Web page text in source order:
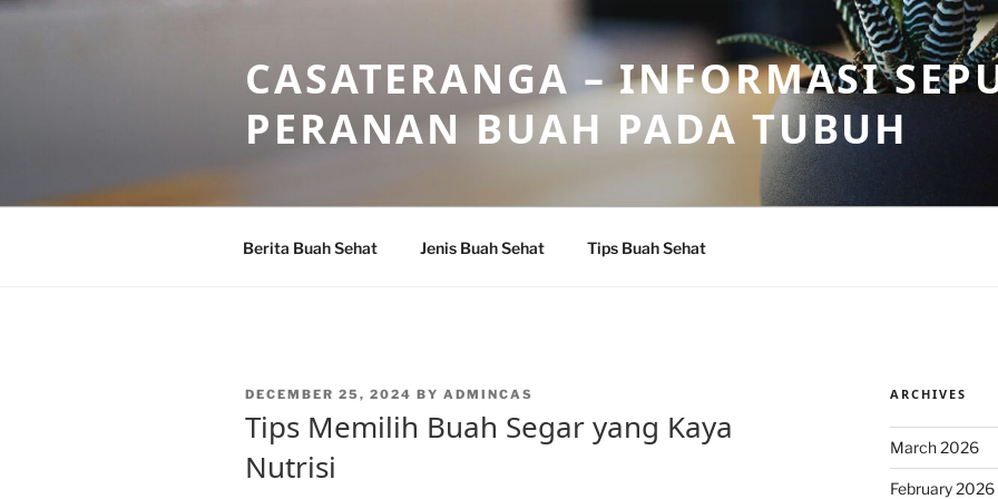
Skip
CASATERANGA – INFORMASI
PERANAN BUAH PADA TUBUH
Berita Buah Sehat Jenis Buah Sehat Tips Buah Sehat
POSTED
DECEMBER 25, 2024 BY ADMINCAS
Tips Memilih Buah Segar yang Kaya
Nutrisi
ARCHIVES
March 2026
February 2026